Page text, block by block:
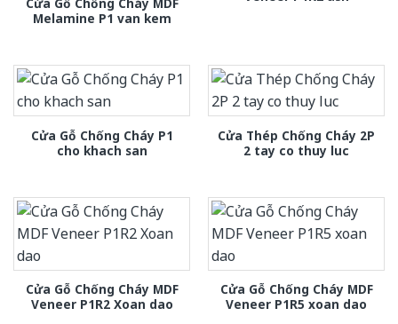
Melamine P1 van kem
Cửa Gỗ Chống Cháy P1
cho khach san
Cửa Thép Chống Cháy 2P
2 tay co thuy luc
Cửa Gỗ Chống Cháy MDF
Veneer P1R2 Xoan dao
Cửa Gỗ Chống Cháy MDF
Veneer P1R5 xoan dao